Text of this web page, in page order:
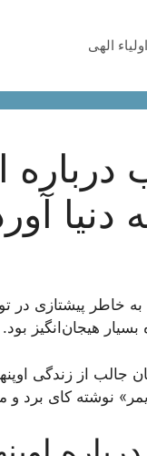
الهی
درباره
۱۹۶۷) به خاطر
هیجان‌انگیز بود.
جالب از زندگی
نوشته کای برد و